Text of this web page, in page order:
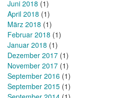
Juni 2018 (1)
April 2018 (1)
März 2018 (1)
Februar 2018 (1)
Januar 2018 (1)
Dezember 2017 (1)
November 2017 (1)
September 2016 (1)
September 2015 (1)